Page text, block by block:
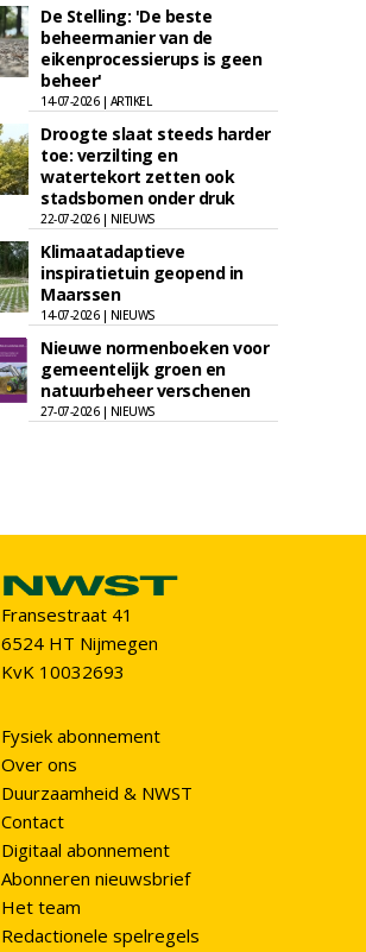
De Stelling: 'De beste
beheermanier van de
eikenprocessierups is geen
beheer'
14-07-2026 | ARTIKEL
Droogte slaat steeds harder
toe: verzilting en
watertekort zetten ook
stadsbomen onder druk
22-07-2026 | NIEUWS
Klimaatadaptieve
inspiratietuin geopend in
Maarssen
14-07-2026 | NIEUWS
Nieuwe normenboeken voor
gemeentelijk groen en
natuurbeheer verschenen
27-07-2026 | NIEUWS
Fransestraat 41
6524 HT Nijmegen
KvK 10032693
Fysiek abonnement
Over ons
Duurzaamheid & NWST
Contact
Digitaal abonnement
Abonneren nieuwsbrief
Het team
Redactionele spelregels